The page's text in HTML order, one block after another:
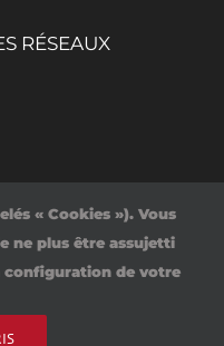
RÉSEAUX
confidentialité
Contact
« Cookies »). Vous
ne plus être assujetti
configuration de votre